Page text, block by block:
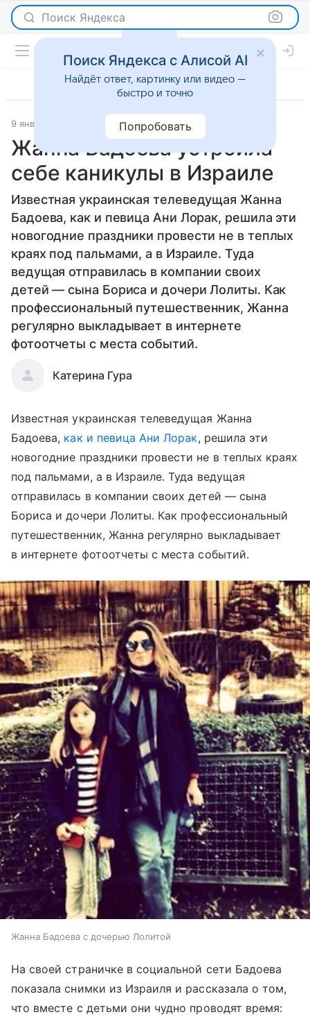
Поиск Яндекса
9 января 2014
Жанна Бадоева устроила
себе каникулы в Израиле
Известная украинская телеведущая Жанна
Бадоева, как и певица Ани Лорак, решила эти
новогодние праздники провести не в теплых
краях под пальмами, а в Израиле. Туда
ведущая отправилась в компании своих
детей — сына Бориса и дочери Лолиты. Как
профессиональный путешественник, Жанна
регулярно выкладывает в интернете
фотоотчеты с места событий.
Катерина Гура
Известная украинская телеведущая Жанна
Бадоева, как и певица Ани Лорак, решила эти
новогодние праздники провести не в теплых краях
под пальмами, а в Израиле. Туда ведущая
отправилась в компании своих детей — сына
Бориса и дочери Лолиты. Как профессиональный
путешественник, Жанна регулярно выкладывает
в интернете фотоотчеты с места событий.
Жанна Бадоева с дочерью Лолитой
На своей страничке в социальной сети Бадоева
показала снимки из Израиля и рассказала о том,
что вместе с детьми они чудно проводят время:
Поиск Яндекса с Алисой AI
Найдёт ответ, картинку или видео —
быстро и точно
Попробовать